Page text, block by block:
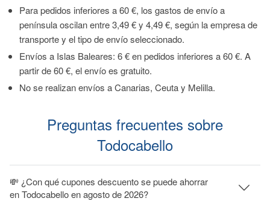
Para pedidos inferiores a 60 €, los gastos de envío a
península oscilan entre 3,49 € y 4,49 €, según la empresa de
transporte y el tipo de envío seleccionado.
Envíos a Islas Baleares: 6 € en pedidos inferiores a 60 €. A
partir de 60 €, el envío es gratuito.
No se realizan envíos a Canarias, Ceuta y Melilla.
Preguntas frecuentes sobre
Todocabello
💸 ¿Con qué cupones descuento se puede ahorrar
en Todocabello en agosto de 2026?